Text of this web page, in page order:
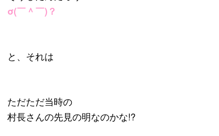
σ(￣＾￣)？
と、それは
ただただ当時の
村長さんの先見の明なのかな!?